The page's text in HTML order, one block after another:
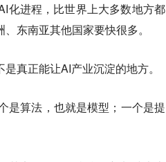
化进程，比世界上大多数地方都
东南亚其他国家要快很多。
真正能让AI产业沉淀的地方。
是算法，也就是模型；一个是提